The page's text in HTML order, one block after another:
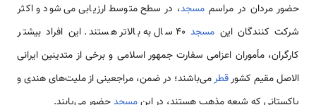
حضور مردان در مراسم‌ مسجد، در سطح متوسط ارزیابی می‌شود و اکثر
شرکت کنندگان این مسجد
40 سال به بالاتر هستند. این افراد بیشتر
کارگران، مأموران اعزامی سفارت جمهور اسلامی و برخی از متدینین ایرانی
الاصل مقیم کشورقطرمی‌باشند؛ در ضمن، مراجعینی از ملیت‌های هندی و